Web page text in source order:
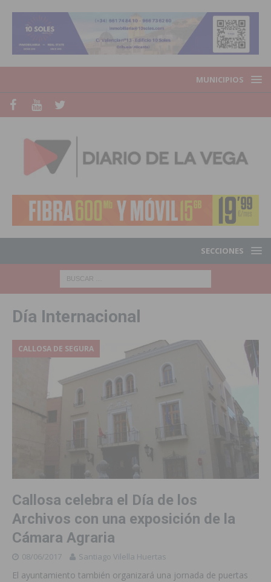
MUNICIPIOS
SECCIONES
Día Internacional
CALLOSA DE SEGURA
Callosa celebra el Día de los
Archivos con una exposición de la
Cámara Agraria
08/06/2017 Santiago Vilella Huertas
El ayuntamiento también organizará una jornada de puertas